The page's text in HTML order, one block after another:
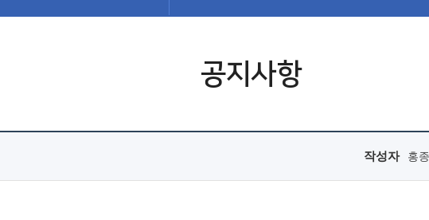
공지사항
작성자 홍